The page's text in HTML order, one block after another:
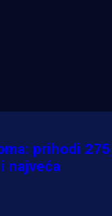
prihodi
najveća